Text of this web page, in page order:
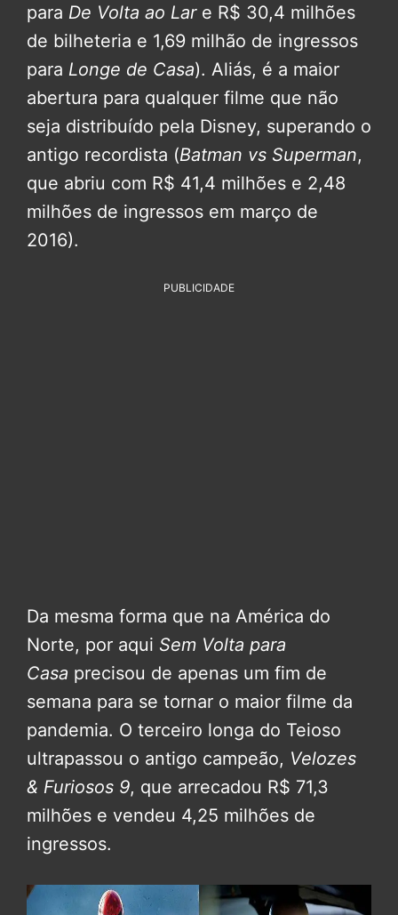
para De Volta ao Lare R$ 30,4 milhões
de bilheteria e 1,69 milhão de ingressos
para Longe de Casa). Aliás, é a maior
abertura para qualquer filme que não
seja distribuído pela Disney, superando o
antigo recordista (Batman vs Superman,
que abriu com R$ 41,4 milhões e 2,48
milhões de ingressos em março de
2016).
PUBLICIDADE
Da mesma forma que na América do
Norte, por aqui Sem Volta para
Casa precisou de apenas um fim de
semana para se tornar o maior filme da
pandemia. O terceiro longa do Teioso
ultrapassou o antigo campeão, Velozes
& Furiosos 9, que arrecadou R$ 71,3
milhões e vendeu 4,25 milhões de
ingressos.